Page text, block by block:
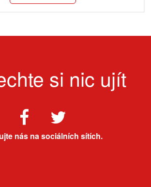
si nic ujít
nás na sociálních sítích.